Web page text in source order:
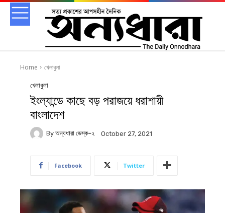
Home খেলাধুলা
খেলাধুলা
ইংল্যান্ডে কাছে বড় পরাজয়ে ধরাশায়ী
বাংলাদেশ
By অন্যধারা ডেস্ক-২ October 27, 2021
Facebook Twitter